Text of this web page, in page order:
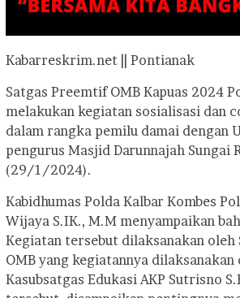
Kabarreskrim.net || Pontianak
Satgas Preemtif OMB Kapuas 2024
melakukan kegiatan sosialisasi dan
dalam rangka pemilu damai dengan
pengurus Masjid Darunnajah Sungai
(29/1/2024).
Kabidhumas Polda Kalbar Kombes
Wijaya S.IK., M.M menyampaikan
Kegiatan tersebut dilaksanakan oleh
OMB yang kegiatannya
Kasubsatgas Edukasi AKP Sutrisno